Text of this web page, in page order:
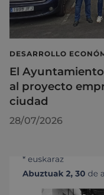
DESARROLLO
El
al proyecto
ciudad
28/07/2026